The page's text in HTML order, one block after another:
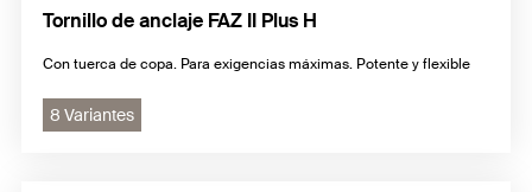
Tornillo de anclaje FAZ II Plus H
Con tuerca de copa. Para exigencias máximas. Potente y flexible
8 Variantes